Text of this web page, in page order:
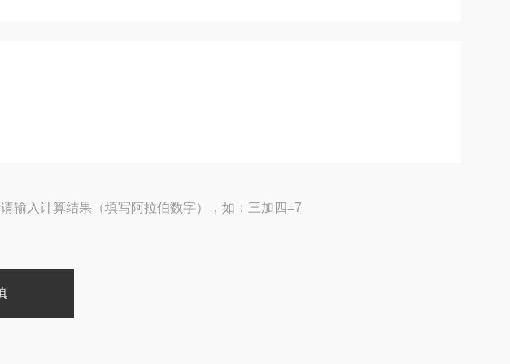
请输入计算结果（填写阿拉伯数字），如：三加四=7